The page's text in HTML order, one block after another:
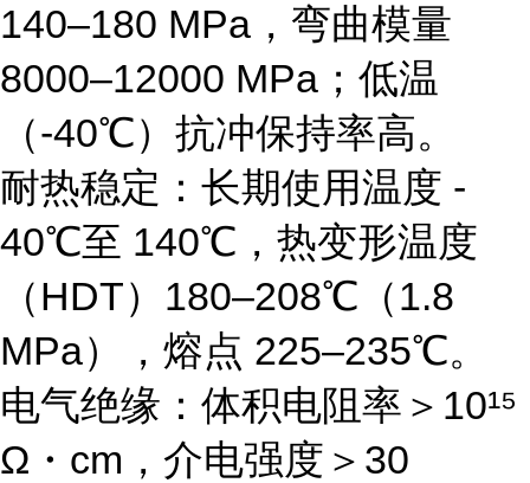
140–180 MPa，弯曲模量
8000–12000 MPa；低温
（-40℃）抗冲保持率高。
耐热稳定 ：长期使用温度 -
40℃至 140℃，热变形温度
（HDT）180–208℃（1.8
MPa），熔点 225–235℃。
电气绝缘 ：体积电阻率＞10¹⁵
Ω・cm，介电强度＞30